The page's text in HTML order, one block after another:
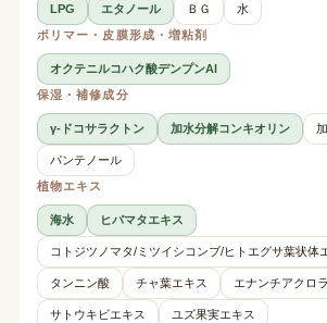
LPG エタノール ＢＧ
水
ポリマー・皮膜形成・増粘剤
オクテニルコハク酸デンプンAl
保湿・補修成分
γ-ドコサラクトン 加水分解コンキオリン
パンテノール
植物エキス
海水 ヒバマタエキス
コトジツノマタ/ミツイシコンブ/ヒトエグサ葉状体
タンニン酸 チャ葉エキス エナンチアクロ
サトウキビエキス
ユズ果実エキス